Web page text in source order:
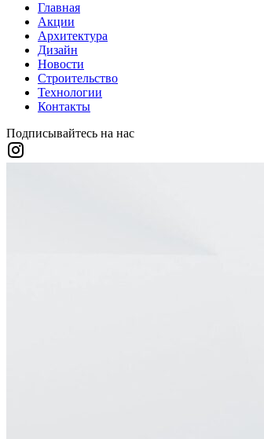
Главная
Акции
Архитектура
Дизайн
Новости
Строительство
Технологии
Контакты
Подписывайтесь на нас